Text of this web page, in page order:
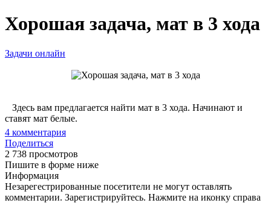
Хорошая задача, мат в 3 хода
Задачи онлайн
Здесь вам предлагается найти мат в 3 хода. Начинают и
ставят мат белые.
4 комментария
Поделиться
2 738 просмотров
Пишите в форме ниже
Информация
Незарегестрированные посетители не могут оставлять
комментарии. Зарегистрируйтесь. Нажмите на иконку справа